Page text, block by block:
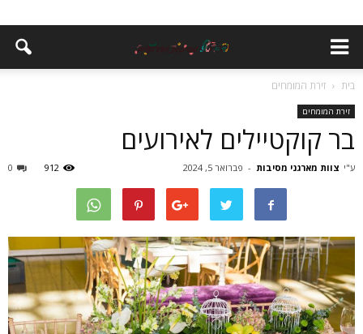
בית זירת המומחים
זירת המומחים
בר קוקטיילים לאירועים
ע"י צוות מארגני מסיבות - פברואר 5, 2024 0 912